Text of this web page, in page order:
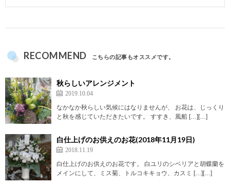
RECOMMEND こちらの記事もオススメです。
秋らしいアレンジメント
2019.10.04
なかなか秋らしい気候にはなりませんが、 お花は、じっくり
と秋を感じていただきたいです。 すすき、風船 […][…]
白仕上げのお供えのお花(2018年11月19日)
2018.11.19
白仕上げのお供えのお花です。 白ユリのシベリアと胡蝶蘭を
メインにして、ミス菊、トルコキキョウ、カスミ […][…]